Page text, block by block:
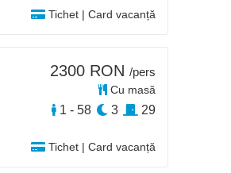
Tichet | Card vacanță
Tichet | Card vacanță
2300 RON /pers
Cu masă
1 - 58 3 29